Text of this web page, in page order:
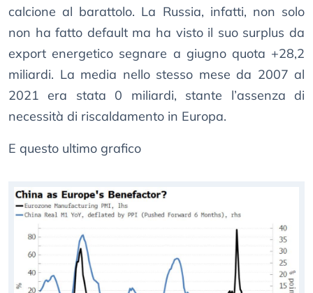
calcione al barattolo. La Russia, infatti, non solo
non ha fatto default ma ha visto il suo surplus da
export energetico segnare a giugno quota +28,2
miliardi. La media nello stesso mese da 2007 al
2021 era stata 0 miliardi, stante l’assenza di
necessità di riscaldamento in Europa.
E questo ultimo grafico